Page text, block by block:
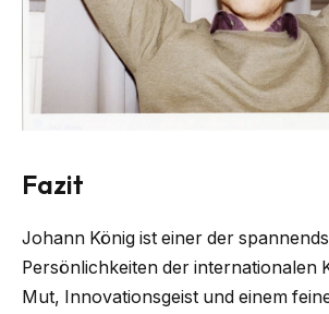
Fazit
Johann König ist einer der
Persönlichkeiten der internationalen
Mut, Innovationsgeist und einem